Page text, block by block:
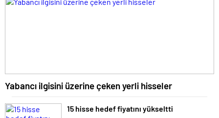
Yabancı ilgisini üzerine çeken yerli hisseler
15 hisse hedef fiyatını yükseltti